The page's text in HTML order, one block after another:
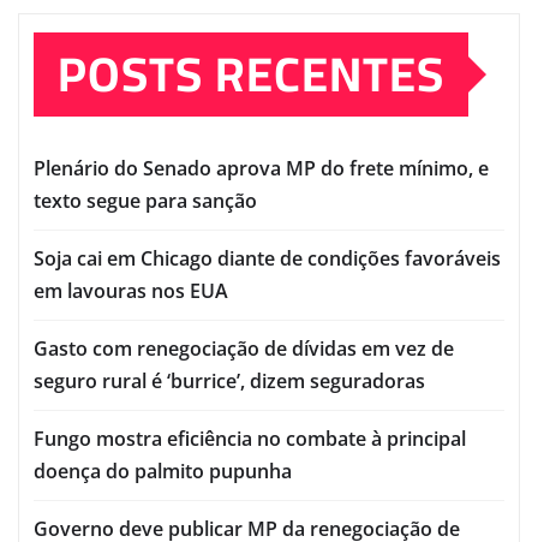
POSTS RECENTES
Plenário do Senado aprova MP do frete mínimo, e
texto segue para sanção
Soja cai em Chicago diante de condições favoráveis
em lavouras nos EUA
Gasto com renegociação de dívidas em vez de
seguro rural é ‘burrice’, dizem seguradoras
Fungo mostra eficiência no combate à principal
doença do palmito pupunha
Governo deve publicar MP da renegociação de